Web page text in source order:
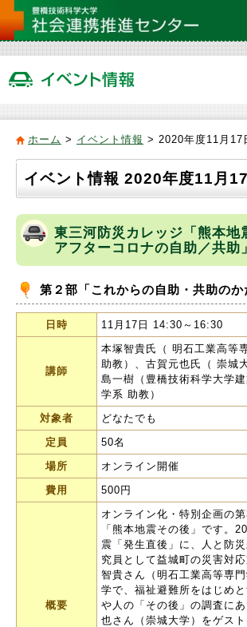
ホーム > イベント情報 > 2020年度11月17
イベント情報 2020年度11月
東三河防災カレッジ「熊本地
アフターコロナの自助／共助」
第２部「これからの自助・共助のか
日時 11月17日 14:30～16:30
講師
本塚智貴氏（ 明石工業高等
助教）、古賀元也氏（ 崇城
島一樹（豊橋技術科学大学
学系 助教）
対象者
どなたでも
定員
50名
場所
オンライン開催
費用
500円
概要
オンライン化・特別企画の
「熊本地震その後」です。
震「発生直後」に、人と防
究員として益城町の災害対
智貴さん（明石工業高等専
学で、福祉避難所をはじめ
や人の「その後」の調査に
也さん（崇城大学）をゲス